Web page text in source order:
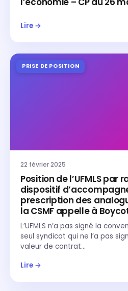
Lire →
PRISE DE POSITION
22 février 2025
Position de l’UFMLS par
dispositif
prescription des
la CSMF appelle à
L’UFMLS n’a pas signé la
seul syndicat qui ne l’a pas
valeur de contrat…
Lire →